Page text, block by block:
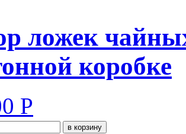
ложек
коробке
Р
в корзину